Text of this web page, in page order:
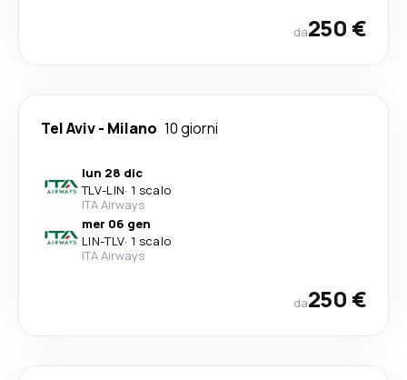
da250 €
Tel Aviv- Milano 10 giorni
lun 28 dic
TLV-LIN· 1 scalo
ITA Airways
mer 06 gen
LIN-TLV· 1 scalo
ITA Airways
da250 €